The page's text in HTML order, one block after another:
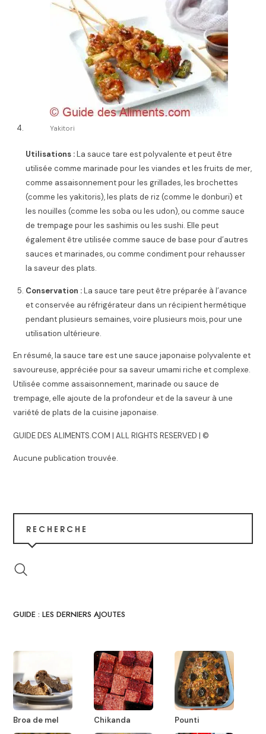
Yakitori
Utilisations :La sauce tare est polyvalente et peut être
utilisée comme marinade pour les viandes et les fruits de mer,
comme assaisonnement pour les grillades, les brochettes
(comme les yakitoris), les plats de riz (comme le donburi) et
les nouilles (comme les soba ou les udon), ou comme sauce
de trempage pour les sashimis ou les sushi. Elle peut
également être utilisée comme sauce de base pour d’autres
sauces et marinades, ou comme condiment pour rehausser
la saveur des plats.
Conservation :La sauce tare peut être préparée à l’avance
et conservée au réfrigérateur dans un récipient hermétique
pendant plusieurs semaines, voire plusieurs mois, pour une
utilisation ultérieure.
En résumé, la sauce tare est une sauce japonaise polyvalente et
savoureuse, appréciée pour sa saveur umami riche et complexe.
Utilisée comme assaisonnement, marinade ou sauce de
trempage, elle ajoute de la profondeur et de la saveur à une
variété de plats de la cuisine japonaise.
GUIDE DES ALIMENTS.COM | ALL RIGHTS RESERVED | ©
Aucune publication trouvée.
RECHERCHE
GUIDE : LES DERNIERS AJOUTES
Broa de mel Chikanda Pounti